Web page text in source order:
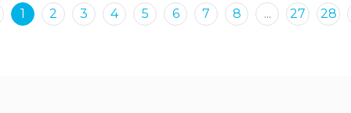
1 2 3 4 5 6 7 8 ... 27 28